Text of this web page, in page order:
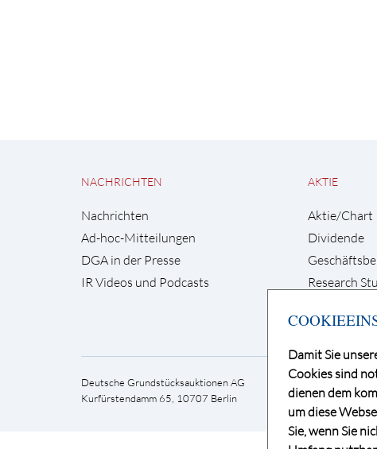
NACHRICHTEN
Nachrichten
Ad-hoc-Mitteilungen
DGA in der Presse
IR Videos und Podcasts
AKTIE
Aktie/Chart
Dividende
Research
Deutsche Grundstücksauktionen AG
Kurfürstendamm 65, 10707 Berlin
Telefon +49
E-Mail
Damit Sie
Cookies sind
dienen dem
um diese
Sie, wenn Sie